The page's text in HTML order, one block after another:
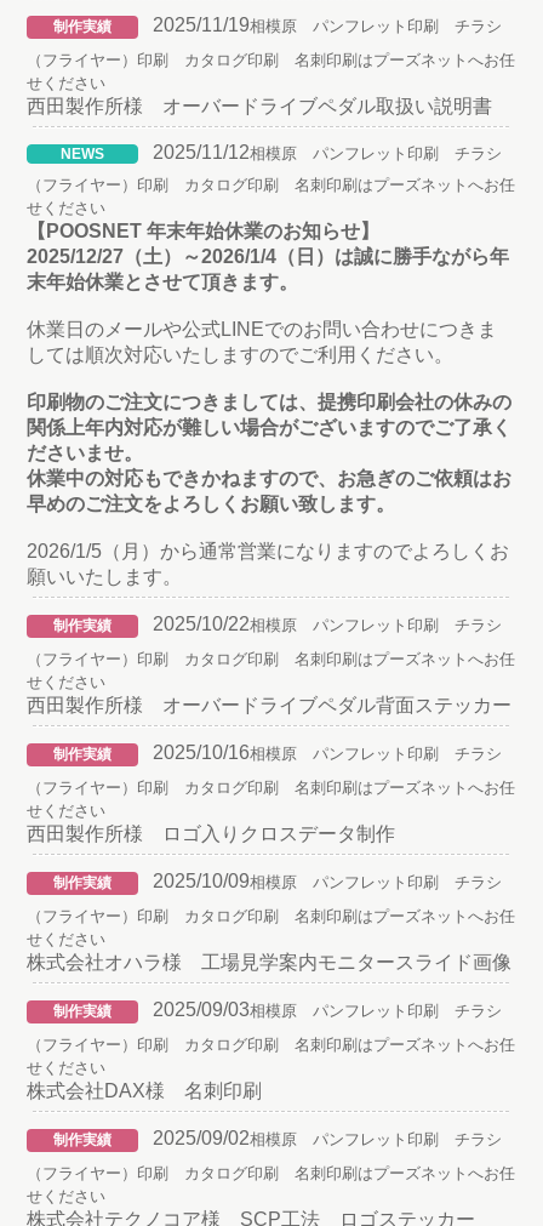
制作実績 2025/11/19相模原 パンフレット印刷 チラシ
（フライヤー）印刷 カタログ印刷 名刺印刷はプーズネットへお任
せください
西田製作所様 オーバードライブペダル取扱い説明書
NEWS 2025/11/12相模原 パンフレット印刷 チラシ
（フライヤー）印刷 カタログ印刷 名刺印刷はプーズネットへお任
せください
【POOSNET 年末年始休業のお知らせ】
2025/12/27（土）～2026/1/4（日）は誠に勝手ながら年
末年始休業とさせて頂きます。
休業日のメールや公式LINEでのお問い合わせにつきま
しては順次対応いたしますのでご利用ください。
印刷物のご注文につきましては、提携印刷会社の休みの
関係上年内対応が難しい場合がございますのでご了承く
ださいませ。
休業中の対応もできかねますので、お急ぎのご依頼はお
早めのご注文をよろしくお願い致します。
2026/1/5（月）から通常営業になりますのでよろしくお
願いいたします。
制作実績 2025/10/22相模原 パンフレット印刷 チラシ
（フライヤー）印刷 カタログ印刷 名刺印刷はプーズネットへお任
せください
西田製作所様 オーバードライブペダル背面ステッカー
制作実績 2025/10/16相模原 パンフレット印刷 チラシ
（フライヤー）印刷 カタログ印刷 名刺印刷はプーズネットへお任
せください
西田製作所様 ロゴ入りクロスデータ制作
制作実績 2025/10/09相模原 パンフレット印刷 チラシ
（フライヤー）印刷 カタログ印刷 名刺印刷はプーズネットへお任
せください
株式会社オハラ様 工場見学案内モニタースライド画像
制作実績 2025/09/03相模原 パンフレット印刷 チラシ
（フライヤー）印刷 カタログ印刷 名刺印刷はプーズネットへお任
せください
株式会社DAX様 名刺印刷
制作実績 2025/09/02相模原 パンフレット印刷 チラシ
（フライヤー）印刷 カタログ印刷 名刺印刷はプーズネットへお任
せください
株式会社テクノコア様 SCP工法 ロゴステッカー